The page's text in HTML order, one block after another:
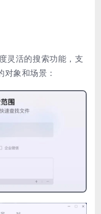
灵活的搜索功能，支
象和场景：